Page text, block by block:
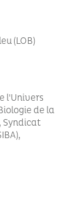
(LOB)
l'Univers
de la
Syndicat